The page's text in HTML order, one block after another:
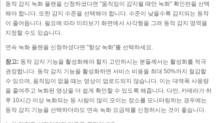
동작 감지 녹화 플랜을 신청하셨다면 "움직임이 감지될 때만 녹화" 확인란을 선택
해야 합니다. 또한 감지 수준을 선택해야 합니다. 수준이 낮을수록 감지되는 동작
이 줄어듭니다. 필요에 따라 미리보기 화면에서 사각형을 그려 동작 감지 영역을
지정할 수도 있습니다.
연속 녹화 플랜을 신청하셨다면 "항상 녹화"를 선택하세요.
참고: 동작 감지 기능을 활성화해야 할지 고민하시는 분들께서는 활성화를 적극
권장합니다. 동작 감지 기능을 활성화하면 서비스 비용을 최대 50%까지 절감할
수 있으며, 움직임이 없을 때는 영상이 업로드되지 않습니다. 이는 대역폭 사용량
을 줄여주고 녹화된 영상을 더 쉽게 확인할 수 있도록 해줍니다. 다만, 카메라가 하
루 10시간 이상 녹화되는 등 사람이 많이 모이는 장소를 모니터링하는 경우에는
동작 감지 기능을 선택하더라도 연속 녹화 요금제를 신청하시는 것이 좋습니다.